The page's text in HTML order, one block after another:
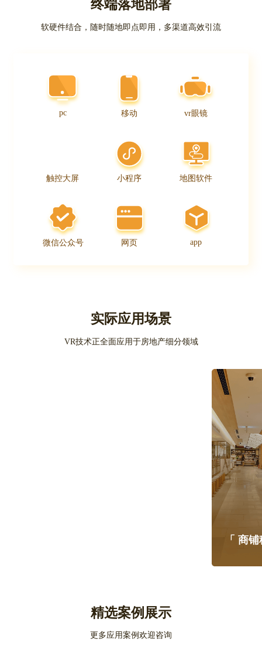
终端落地部署
软硬件结合，随时随地即点即用，多渠道高效引流
pc 移动 vr眼镜
触控大屏 小程序 地图软件
微信公众号 网页 app
实际应用场景
VR技术正全面应用于房地产细分领域
「 商
精选案例展示
更多应用案例欢迎咨询